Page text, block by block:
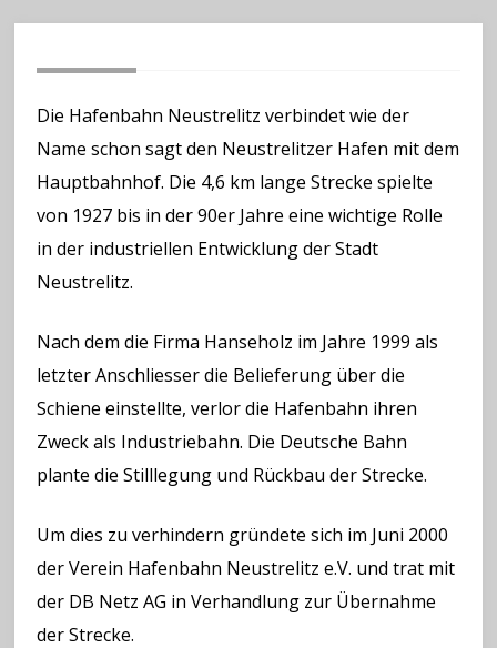
Die Hafenbahn Neustrelitz verbindet wie der
Name schon sagt den Neustrelitzer Hafen mit dem
Hauptbahnhof. Die 4,6 km lange Strecke spielte
von 1927 bis in der 90er Jahre eine wichtige Rolle
in der industriellen Entwicklung der Stadt
Neustrelitz.
Nach dem die Firma Hanseholz im Jahre 1999 als
letzter Anschliesser die Belieferung über die
Schiene einstellte, verlor die Hafenbahn ihren
Zweck als Industriebahn. Die Deutsche Bahn
plante die Stilllegung und Rückbau der Strecke.
Um dies zu verhindern gründete sich im Juni 2000
der Verein Hafenbahn Neustrelitz e.V. und trat mit
der DB Netz AG in Verhandlung zur Übernahme
der Strecke.